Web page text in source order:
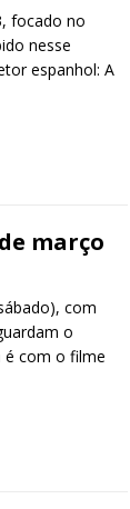
focado no
nesse
espanhol: A
março
com
o
é com o filme